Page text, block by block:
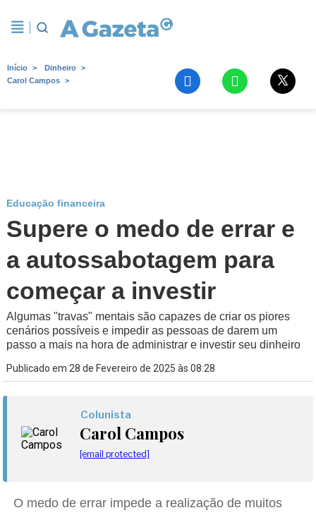
Início
Dinheiro
Carol Campos
Educação financeira
Supere o medo de errar e
a autossabotagem para
começar a investir
Algumas "travas" mentais são capazes de criar os piores
cenários possíveis e impedir as pessoas de darem um
passo a mais na hora de administrar e investir seu dinheiro
Publicado em 28 de Fevereiro de 2025 às 08:28
Colunista
Carol Campos
[email protected]
O medo de errar impede a realização de muitos